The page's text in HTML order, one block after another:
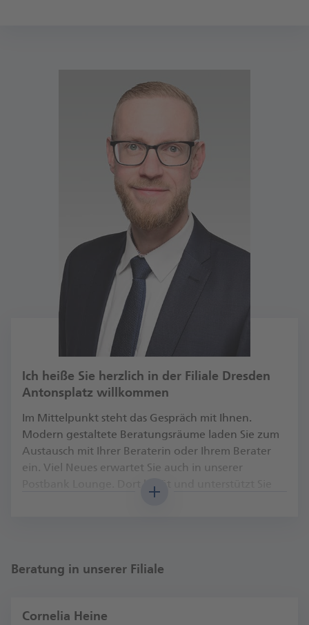
Ich heiße Sie herzlich in der Filiale Dresden
Antonsplatz willkommen
Im Mittelpunkt steht das Gespräch mit Ihnen.
Modern gestaltete Beratungsräume laden Sie zum
Austausch mit Ihrer Beraterin oder Ihrem Berater
ein. Viel Neues erwartet Sie auch in unserer
Postbank Lounge. Dort berät und unterstützt Sie
unser geschultes Team bei allen Fragen, auch zu
Beratung in unserer Filiale
Cornelia Heine